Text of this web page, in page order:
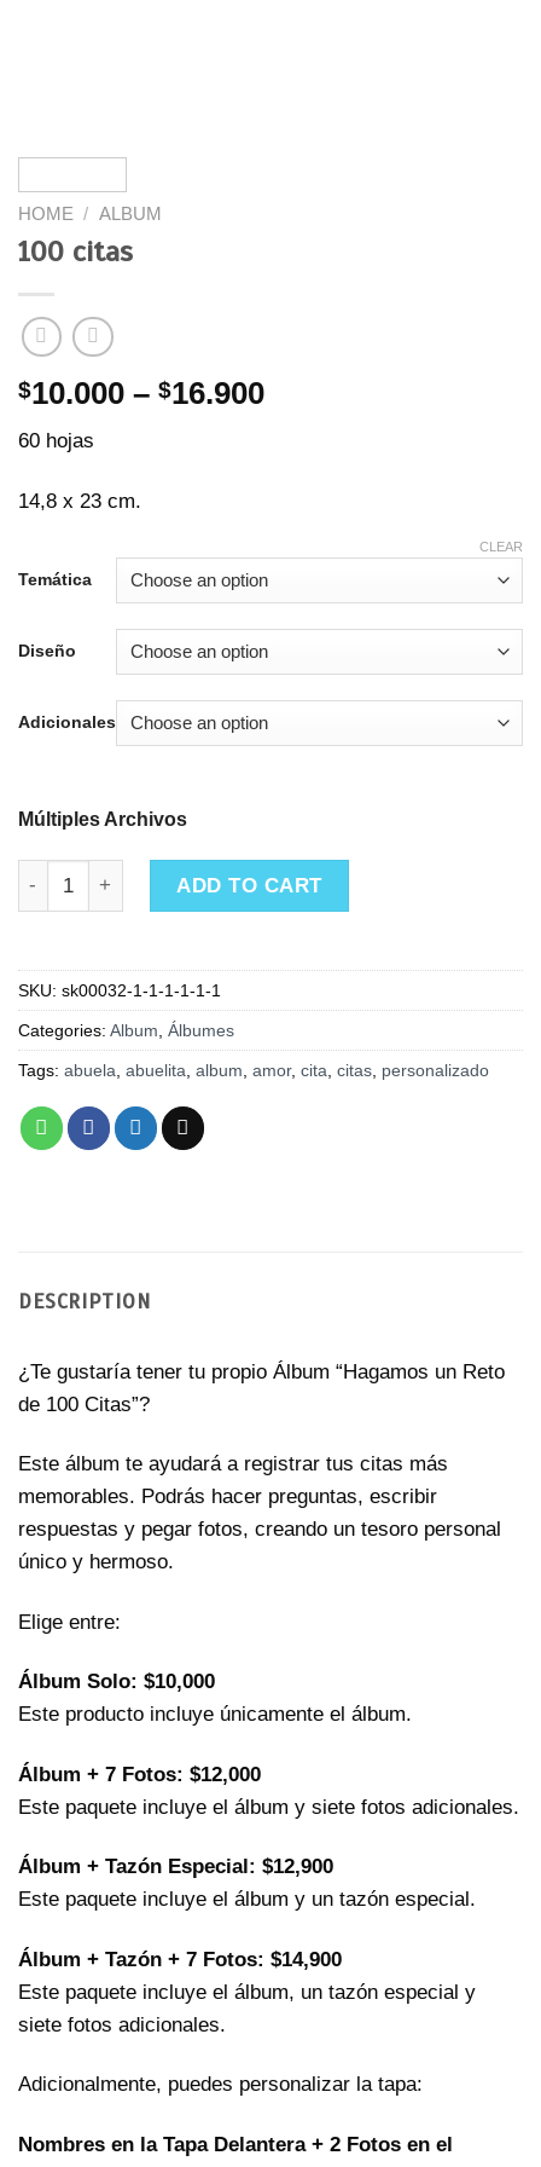
HOME / ALBUM
100 citas
$10.000 – $16.900
60 hojas
14,8 x 23 cm.
Temática
Diseño
Adicionales
CLEAR
Múltiples Archivos
ADD TO CART
SKU: sk00032-1-1-1-1-1-1
Categories: Album, Álbumes
Tags: abuela, abuelita, album, amor, cita, citas, personalizado
DESCRIPTION
¿Te gustaría tener tu propio Álbum “Hagamos un Reto
de 100 Citas”?
Este álbum te ayudará a registrar tus citas más
memorables. Podrás hacer preguntas, escribir
respuestas y pegar fotos, creando un tesoro personal
único y hermoso.
Elige entre:
Álbum Solo: $10,000
Este producto incluye únicamente el álbum.
Álbum + 7 Fotos: $12,000
Este paquete incluye el álbum y siete fotos adicionales.
Álbum + Tazón Especial: $12,900
Este paquete incluye el álbum y un tazón especial.
Álbum + Tazón + 7 Fotos: $14,900
Este paquete incluye el álbum, un tazón especial y
siete fotos adicionales.
Adicionalmente, puedes personalizar la tapa:
Nombres en la Tapa Delantera + 2 Fotos en el